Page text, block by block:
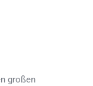
großen